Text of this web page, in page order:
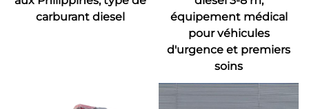
carburant diesel
équipement médical
pour véhicules
d'urgence et premiers
soins